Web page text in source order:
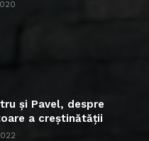
și Pavel, despre
a creștinătății